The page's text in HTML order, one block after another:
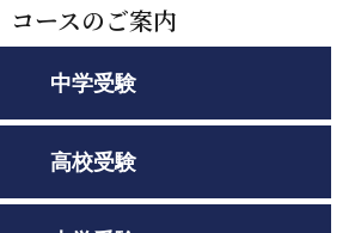
コースのご案内
中学受験
高校受験